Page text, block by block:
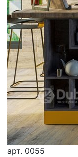
арт. 0055